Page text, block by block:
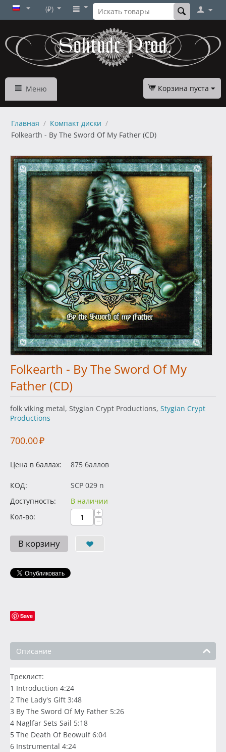
(₽)
Меню Корзина пуста
Главная / Компакт диски /
Folkearth - By The Sword Of My Father (CD)
Folkearth - By The Sword Of My
Father (CD)
folk viking metal, Stygian Crypt Productions, Stygian Crypt
Productions
700.00₽
Цена в баллах: 875 баллов
КОД:
SCP 029 n
Доступность:
В наличии
Кол-во:
+
−
В корзину
Save
Описание
Треклист:
1 Introduction 4:24
2 The Lady's Gift 3:48
3 By The Sword Of My Father 5:26
4 Naglfar Sets Sail 5:18
5 The Death Of Beowulf 6:04
6 Instrumental 4:24